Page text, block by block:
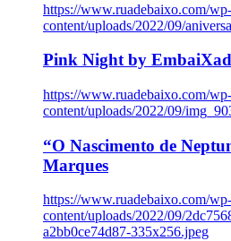
https://www.ruadebaixo.com/wp-
content/uploads/2022/09/
Pink Night by
https://www.ruadebaixo.com/wp-
content/uploads/2022/09/
“O Nascimento de
Marques
https://www.ruadebaixo.com/wp-
content/uploads/2022/09/
a2bb0ce74d87-335x256.jpeg